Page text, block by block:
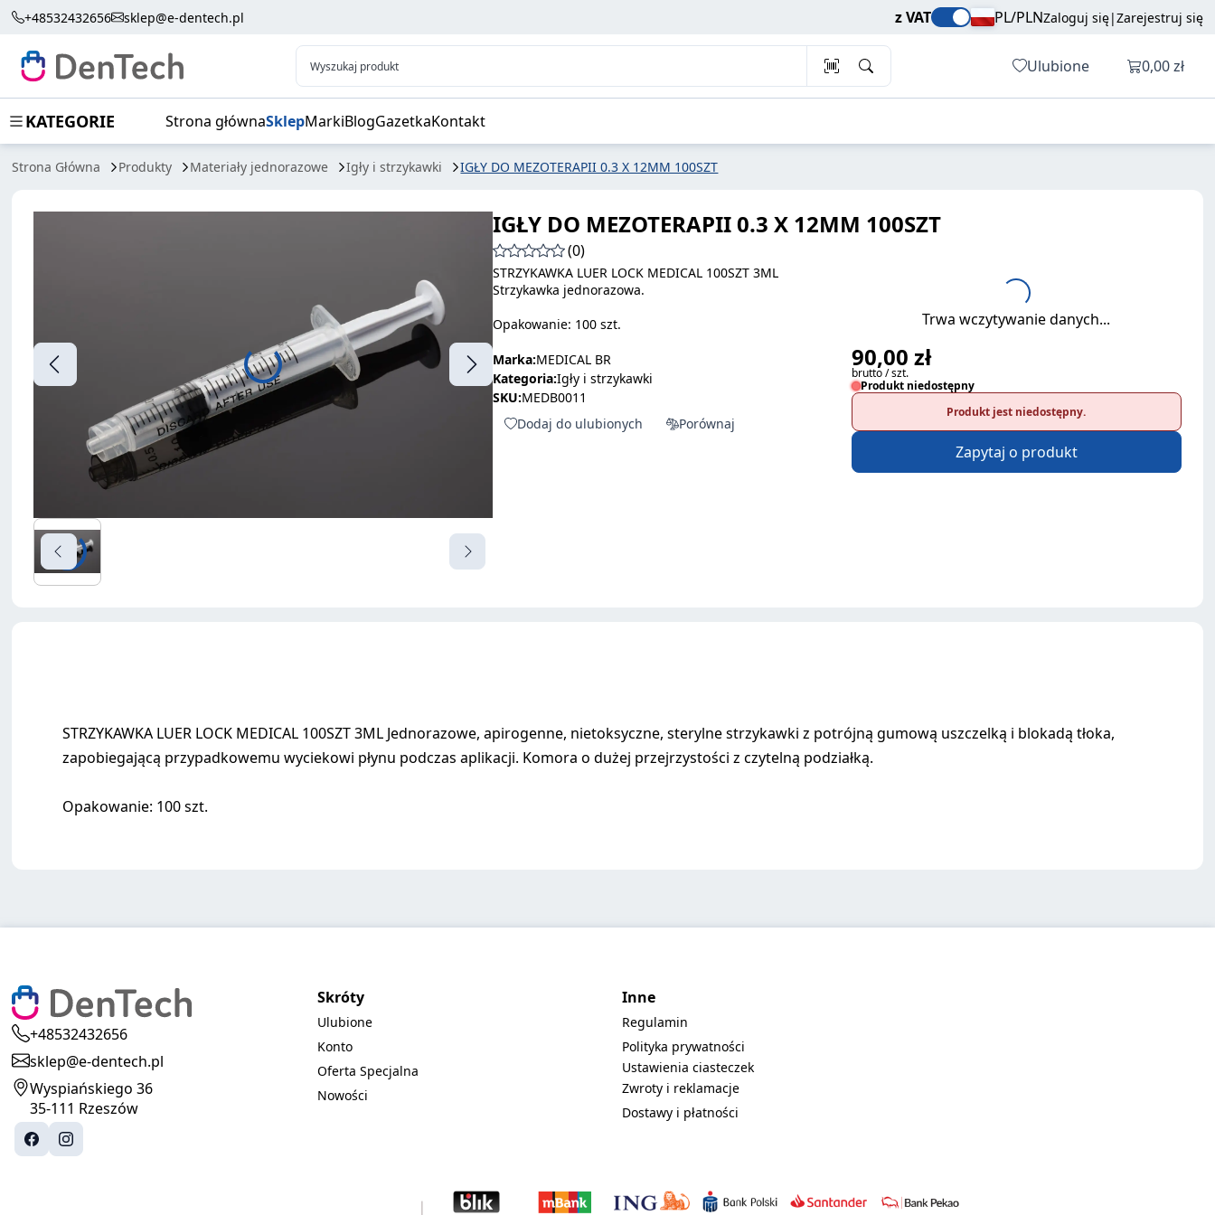
+48532432656 sklep@e-dentech.pl z VAT PL/PLNZaloguj się|Zarejestruj się
Wyszukaj produkt Ulubione Otwórz
0,00 zł
KATEGORIE Strona głównaSklepMarkiBlogGazetkaKontakt
Strona Główna Produkty Materiały jednorazowe Igły i strzykawki IGŁY DO MEZOTERAPII 0.3 X 12MM 100SZT
IGŁY DO MEZOTERAPII 0.3 X 12MM 100SZT 90,00 zł
brutto / szt. Dodaj do koszyka
IGŁY DO MEZOTERAPII 0.3 X 12MM 100SZT
(0)
STRZYKAWKA LUER LOCK MEDICAL 100SZT 3ML
Strzykawka jednorazowa.
Opakowanie: 100 szt.
Marka:MEDICAL BR
Kategoria:Igły i strzykawki
SKU:MEDB0011
Dodaj do ulubionych
Porównaj
Trwa wczytywanie danych...
90,00 zł
brutto / szt.
Produkt niedostępny
Produkt jest niedostępny.
Zapytaj o produkt
STRZYKAWKA LUER LOCK MEDICAL 100SZT 3ML Jednorazowe, apirogenne, nietoksyczne, sterylne strzykawki z potrójną gumową uszczelką i blokadą tłoka,
zapobiegającą przypadkowemu wyciekowi płynu podczas aplikacji. Komora o dużej przejrzystości z czytelną podziałką.
Opakowanie: 100 szt.
+48532432656
sklep@e-dentech.pl
Wyspiańskiego 36
35-111 Rzeszów
Skróty
Ulubione
Konto
Oferta Specjalna
Nowości
Inne
Regulamin
Polityka prywatności
Ustawienia ciasteczek
Zwroty i reklamacje
Dostawy i płatności